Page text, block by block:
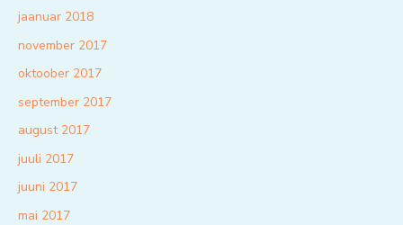
jaanuar 2018
november 2017
oktoober 2017
september 2017
august 2017
juuli 2017
juuni 2017
mai 2017